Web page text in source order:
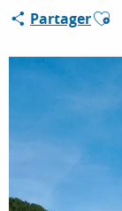
Partager